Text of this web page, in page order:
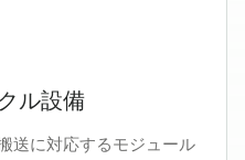
ル設備
送に対応するモジュール